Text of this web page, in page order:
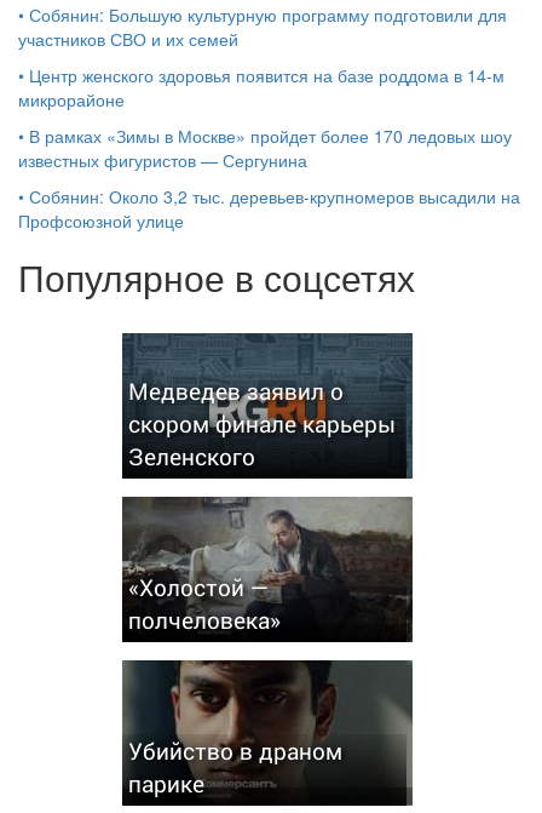
• Собянин: Большую культурную программу подготовили для
участников СВО и их семей
• Центр женского здоровья появится на базе роддома в 14-м
микрорайоне
• В рамках «Зимы в Москве» пройдет более 170 ледовых шоу
известных фигуристов — Сергунина
• Собянин: Около 3,2 тыс. деревьев-крупномеров высадили на
Профсоюзной улице
Популярное в соцсетях
Медведев заявил о
скором финале карьеры
Зеленского
«Холостой —
полчеловека»
Убийство в драном
парике